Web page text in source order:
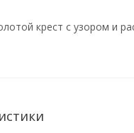
крест с узором и